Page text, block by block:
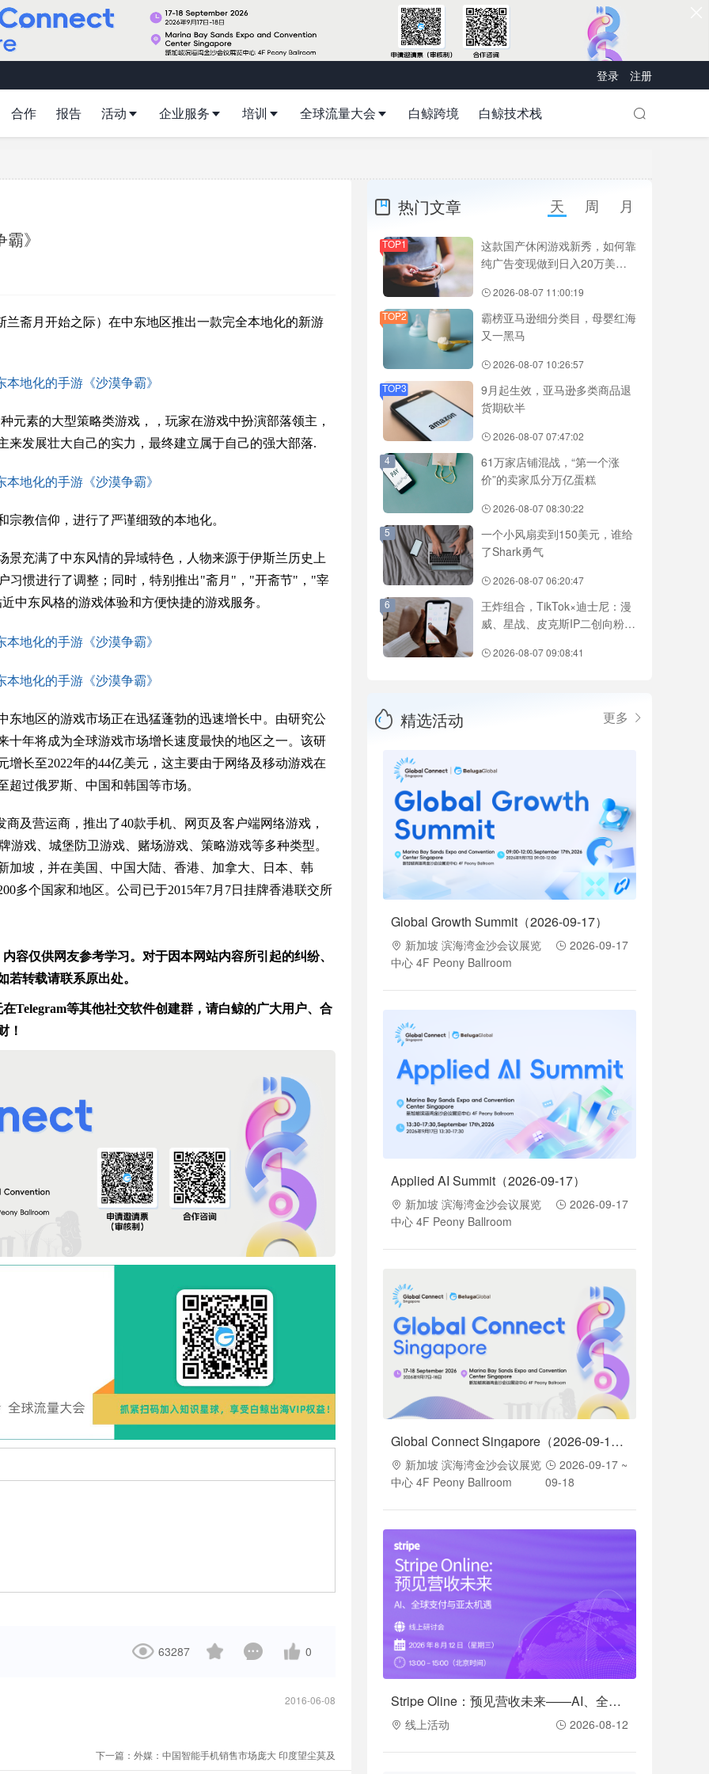
登录 注册
合作 报告 活动 企业服务 培训 全球流量大会 白鲸跨境 白鲸技术栈
》
斋月开始之际）在中东地区推出一款完全本地化的新游
元素的大型策略类游戏，，玩家在游戏中扮演部落领主，
发展壮大自己的实力，最终建立属于自己的强大部落.
教信仰，进行了严谨细致的本地化。
景充满了中东风情的异域特色，人物来源于伊斯兰历史上
习惯进行了调整；同时，特别推出"斋月"，"开斋节"，"宰
中东风格的游戏体验和方便快捷的游戏服务。
东地区的游戏市场正在迅猛蓬勃的迅速增长中。由研究公
十年将成为全球游戏市场增长速度最快的地区之一。该研
长至2022年的44亿美元，这主要由于网络及移动游戏在
超过俄罗斯、中国和韩国等市场。
及营运商，推出了40款手机、网页及客户端网络游戏，
戏、城堡防卫游戏、赌场游戏、策略游戏等多种类型。
加坡，并在美国、中国大陆、香港、加拿大、日本、韩
多个国家和地区。公司已于2015年7月7日挂牌香港联交所
容仅供网友参考学习。对于因本网站内容所引起的纠纷、
转载请联系原出处。
Telegram等其他社交软件创建群，请白鲸的广大用户、合
！
63287 0
2016-06-08
下一篇： 外媒：中国智能手机销售市场庞大 印度望尘莫及
热门文章 天 周 月
TOP1
这款国产休闲游戏新秀，如何靠
纯广告变现做到日入20万美
2026-08-07 11:00:19
TOP2
霸榜亚马逊细分类目，母婴红海
又一黑马
2026-08-07 10:26:57
TOP3
9月起生效，亚马逊多类商品退
货期砍半
2026-08-07 07:47:02
4
61万家店铺混战，“第一个涨
价”的卖家瓜分万亿蛋糕
2026-08-07 08:30:22
5
一个小风扇卖到150美元，谁给
了Shark勇气
2026-08-07 06:20:47
6
王炸组合，TikTok×迪士尼：漫
威、星战、皮克斯IP二创向粉丝
2026-08-07 09:08:41
精选活动 更多
Global Growth Summit（2026-09-17）
新加坡 滨海湾金沙会议展览
中心 4F Peony Ballroom
2026-09-17
Applied AI Summit（2026-09-17）
新加坡 滨海湾金沙会议展览
中心 4F Peony Ballroom
2026-09-17
Global Connect Singapore（2026-09-17至2026-09-18）
新加坡 滨海湾金沙会议展览
中心 4F Peony Ballroom
2026-09-17 ~
09-18
Stripe Oline：预见营收未来——AI、全球支付与亚太机遇（2026-08-12）
线上活动 2026-08-12